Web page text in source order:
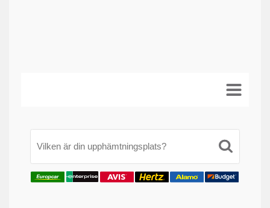
Vilken är din upphämtningsplats?